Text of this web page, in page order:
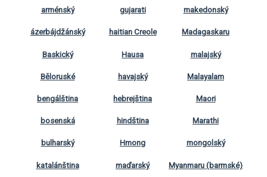
arménský
ázerbájdžánský
Baskický
Běloruské
bengálština
bosenská
bulharský
katalánština
gujarati
haitian Creole
Hausa
havajský
hebrejština
hindština
Hmong
maďarský
makedonský
Madagaskaru
malajský
Malayalam
Maori
Marathi
mongolský
Myanmaru (barmské)